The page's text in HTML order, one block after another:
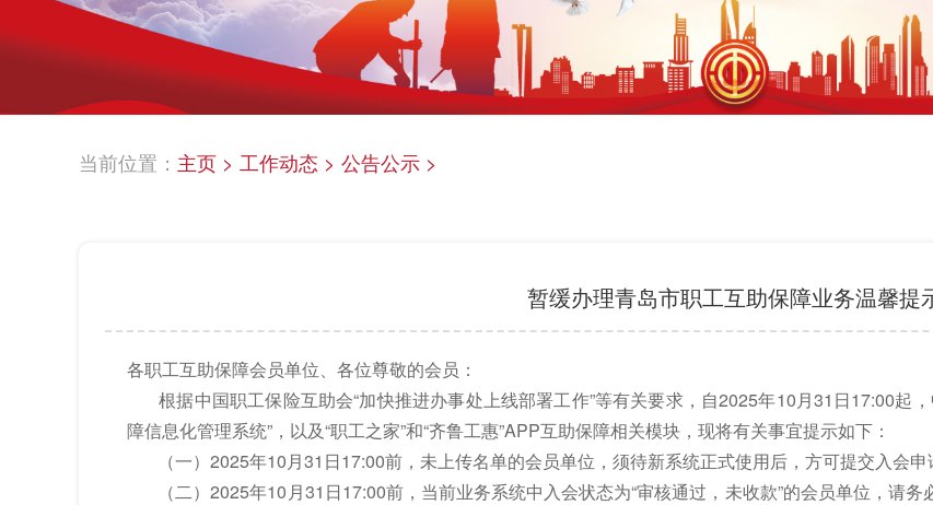
当前位置： 主页 > 工作动态 > 公告公示 >
暂缓办理青岛市职工互助保障业务温馨提
各职工互助保障会员单位、各位尊敬的会员：
根据中国职工保险互助会“加快推进办事处上线部署工作”等有关要求，自2025年10月31日17:00起
障信息化管理系统”，以及“职工之家”和“齐鲁工惠”APP互助保障相关模块，现将有关事宜提示如下：
（一）2025年10月31日17:00前，未上传名单的会员单位，须待新系统正式使用后，方可提交入会申
（二）2025年10月31日17:00前，当前业务系统中入会状态为“审核通过，未收款”的会员单位，请